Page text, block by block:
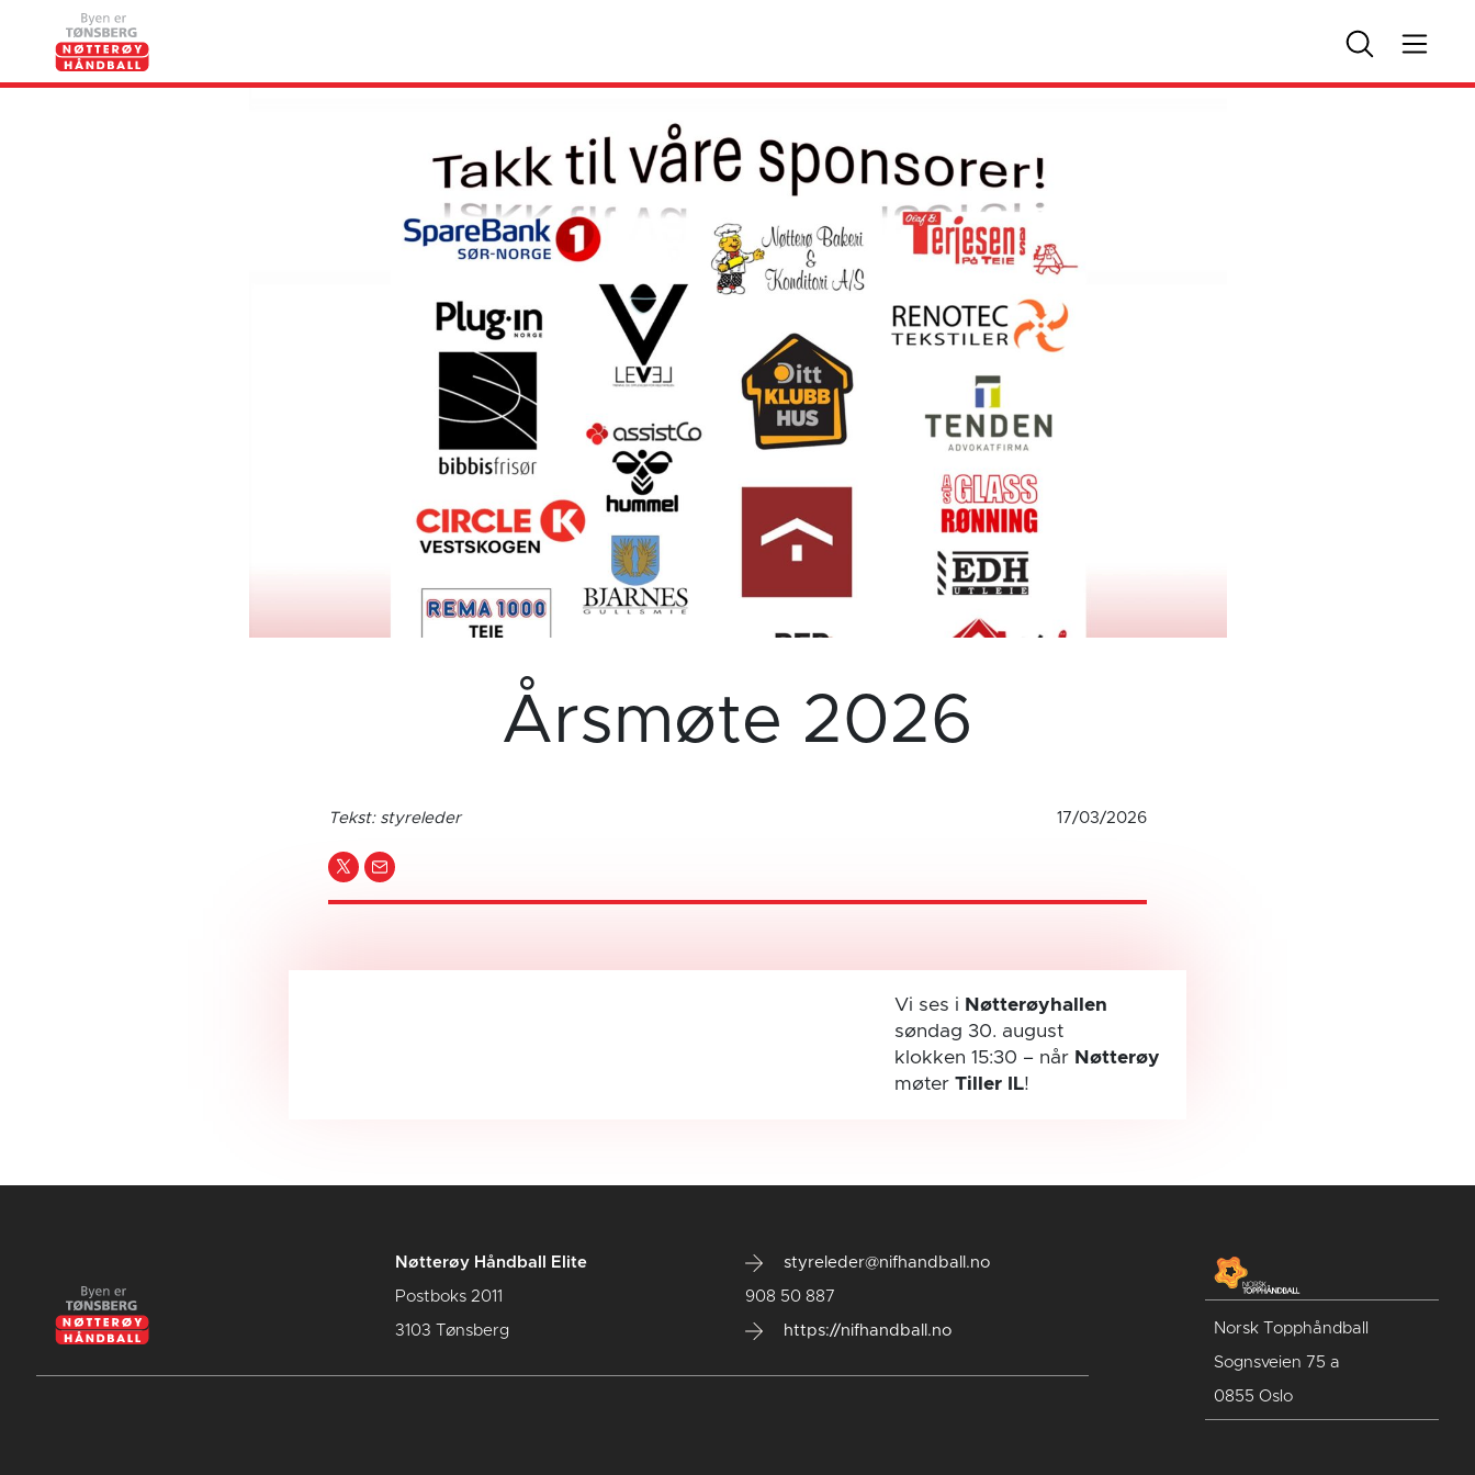
Årsmøte 2026
Tekst: styreleder 17/03/2026
Vi ses i Nøtterøyhallen
søndag 30. august
klokken 15:30 – når Nøtterøy
møterTiller IL!
Nøtterøy Håndball Elite
Postboks 2011
3103 Tønsberg
styreleder@nifhandball.no
908 50 887
https://nifhandball.no Norsk Topphåndball
Sognsveien 75 a
0855 Oslo